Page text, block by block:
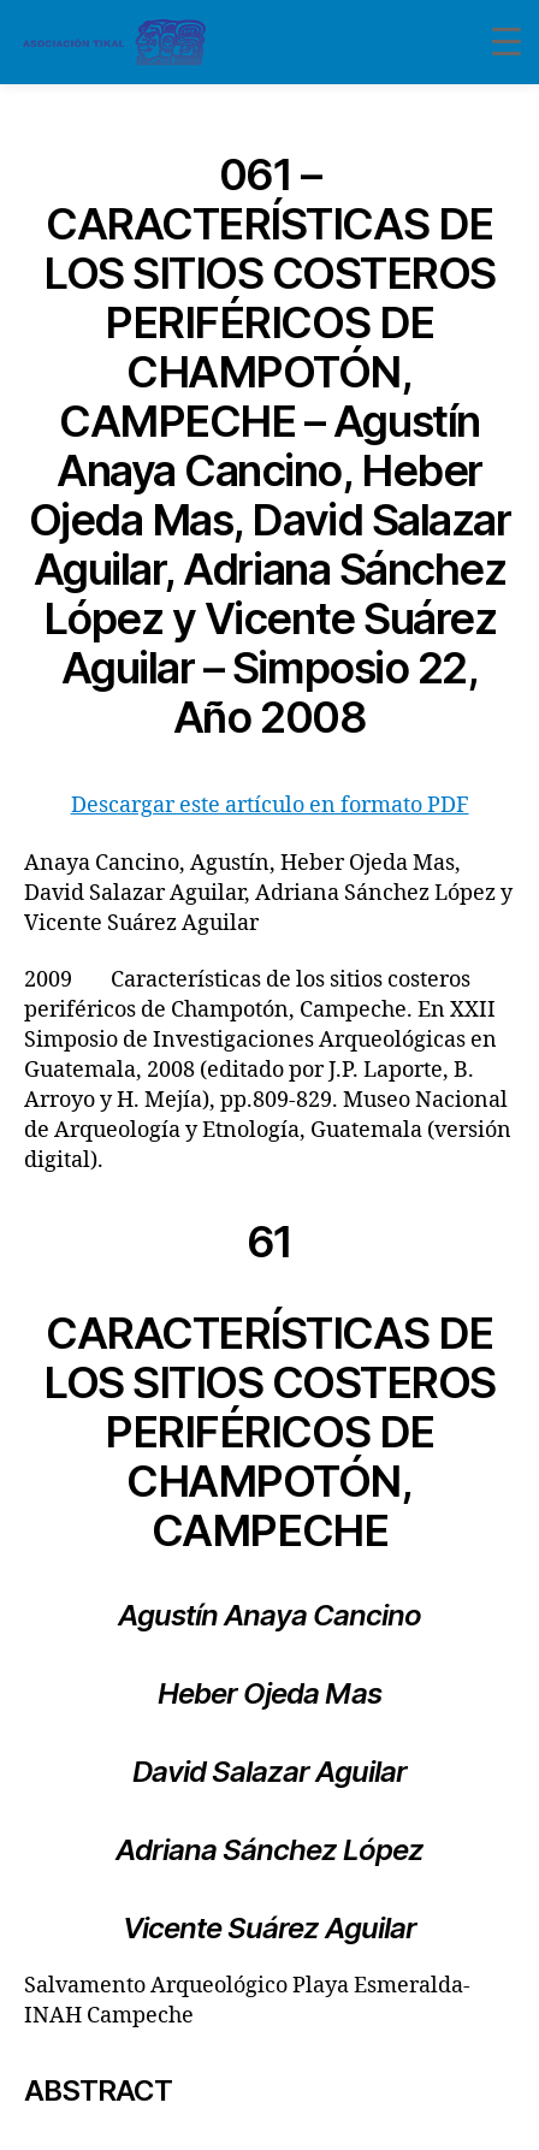
061 –
CARACTERÍSTICAS DE
LOS SITIOS COSTEROS
PERIFÉRICOS DE
CHAMPOTÓN,
CAMPECHE – Agustín
Anaya Cancino, Heber
Ojeda Mas, David Salazar
Aguilar, Adriana Sánchez
López y Vicente Suárez
Aguilar – Simposio 22,
Año 2008
Descargar este artículo en formato PDF
Anaya Cancino, Agustín, Heber Ojeda Mas,
David Salazar Aguilar, Adriana Sánchez López y
Vicente Suárez Aguilar
2009 Características de los sitios costeros
periféricos de Champotón, Campeche. En XXII
Simposio de Investigaciones Arqueológicas en
Guatemala, 2008 (editado por J.P. Laporte, B.
Arroyo y H. Mejía), pp.809-829. Museo Nacional
de Arqueología y Etnología, Guatemala (versión
digital).
61
CARACTERÍSTICAS DE
LOS SITIOS COSTEROS
PERIFÉRICOS DE
CHAMPOTÓN,
CAMPECHE
Agustín Anaya Cancino
Heber Ojeda Mas
David Salazar Aguilar
Adriana Sánchez López
Vicente Suárez Aguilar
Salvamento Arqueológico Playa Esmeralda-
INAH Campeche
ABSTRACT